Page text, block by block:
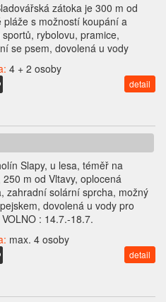
zátoka je 300 m od
pláže s možností koupání a
rybolovu, pramice,
se psem, dovolená u vody
4 + 2 osoby
detail
Slapy, u lesa, téměř na
250 m od Vltavy, oplocená
zahradní solární sprcha, možný
dovolená u vody pro
: 14.7.-18.7.
max. 4 osoby
detail